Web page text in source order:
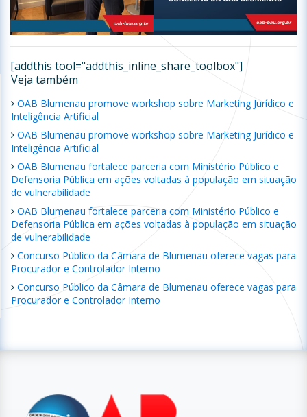
[addthis tool="addthis_inline_share_toolbox"]
Veja também
OAB Blumenau promove workshop sobre Marketing Jurídico e
Inteligência Artificial
OAB Blumenau promove workshop sobre Marketing Jurídico e
Inteligência Artificial
OAB Blumenau fortalece parceria com Ministério Público e
Defensoria Pública em ações voltadas à população em situação
de vulnerabilidade
OAB Blumenau fortalece parceria com Ministério Público e
Defensoria Pública em ações voltadas à população em situação
de vulnerabilidade
Concurso Público da Câmara de Blumenau oferece vagas para
Procurador e Controlador Interno
Concurso Público da Câmara de Blumenau oferece vagas para
Procurador e Controlador Interno